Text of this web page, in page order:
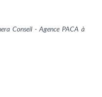
Conseil - Agence PACA à